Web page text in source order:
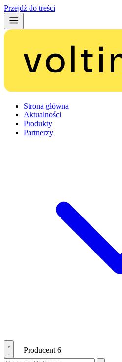
Przejdź do treści
Strona główna
Aktualności
Produkty
Partnerzy
Producent 6